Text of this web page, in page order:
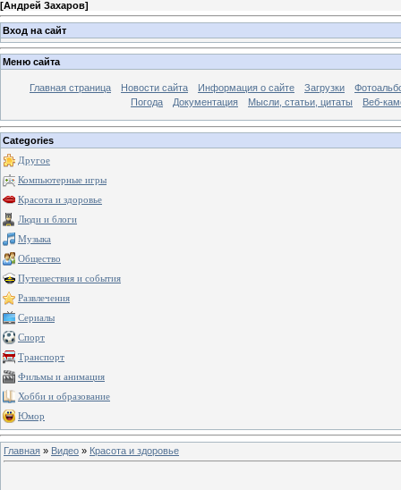
[Андрей Захаров]
Вход на сайт
Меню сайта
Главная страница Новости сайта Информация о сайте Загрузки
Погода
Документация Мысли, статьи, цитаты Веб-
Categories
Другое
Компьютерные игры
Красота и здоровье
Люди и блоги
Музыка
Общество
Путешествия и события
Развлечения
Сериалы
Спорт
Транспорт
Фильмы и анимация
Хобби и образование
Юмор
Главная » Видео » Красота и здоровье